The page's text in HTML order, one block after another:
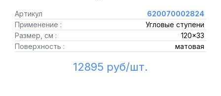
Артикул
620070002824
Применение :
Угловые ступени
Размер, см :
120x33
Поверхность :
матовая
12895 руб/шт.